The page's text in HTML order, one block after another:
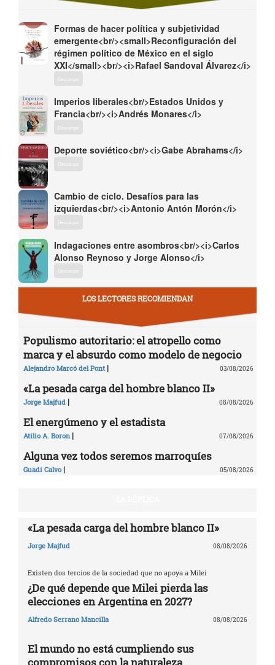
Formas de hacer política y subjetividad
emergente<br/><small>Reconfiguración del
régimen político de México en el siglo
XXI</small><br/><i>Rafael Sandoval Álvarez</i>
Descargar
Imperios liberales<br/>Estados Unidos y
Francia<br/><i>Andrés Monares</i>
Descargar
Deporte soviético<br/><i>Gabe Abrahams</i>
Descargar
Cambio de ciclo. Desafíos para las
izquierdas<br/><i>Antonio Antón Morón</i>
Descargar
Indagaciones entre asombros<br/><i>Carlos
Alonso Reynoso y Jorge Alonso</i>
Descargar
LOS LECTORES RECOMIENDAN
Populismo autoritario: el atropello como
marca y el absurdo como modelo de negocio
Alejandro Marcó del Pont | 03/08/2026
«La pesada carga del hombre blanco II»
Jorge Majfud | 08/08/2026
El energúmeno y el estadista
Atilio A. Boron | 07/08/2026
Alguna vez todos seremos marroquíes
Guadi Calvo | 05/08/2026
«La pesada carga del hombre blanco II»
Jorge Majfud 08/08/2026
Existen dos tercios de la sociedad que no apoya a Milei
¿De qué depende que Milei pierda las
elecciones en Argentina en 2027?
Alfredo Serrano Mancilla 08/08/2026
El mundo no está cumpliendo sus
compromisos con la naturaleza